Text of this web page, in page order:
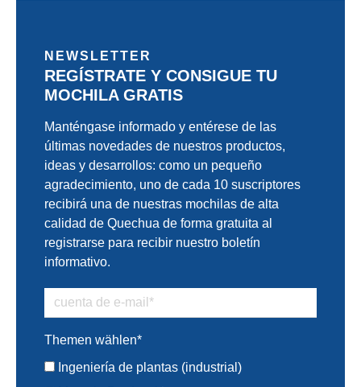
NEWSLETTER
REGÍSTRATE Y CONSIGUE TU
MOCHILA GRATIS
Manténgase informado y entérese de las
últimas novedades de nuestros productos,
ideas y desarrollos: como un pequeño
agradecimiento, uno de cada 10 suscriptores
recibirá una de nuestras mochilas de alta
calidad de Quechua de forma gratuita al
registrarse para recibir nuestro boletín
informativo.
Themen wählen*
Ingeniería de plantas (industrial)